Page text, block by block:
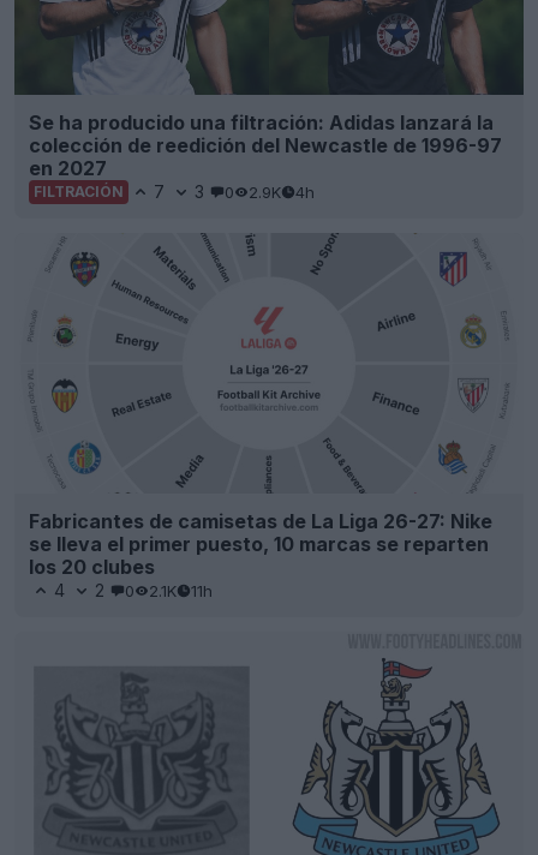
Se ha producido una filtración: Adidas lanzará la
colección de reedición del Newcastle de 1996-97
en 2027
FILTRACIÓN 7 3 0 2.9K 4h
Fabricantes de camisetas de La Liga 26-27: Nike
se lleva el primer puesto, 10 marcas se reparten
los 20 clubes
4 2 0 2.1K 11h